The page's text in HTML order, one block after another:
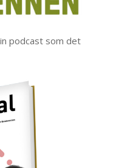
podcast som det